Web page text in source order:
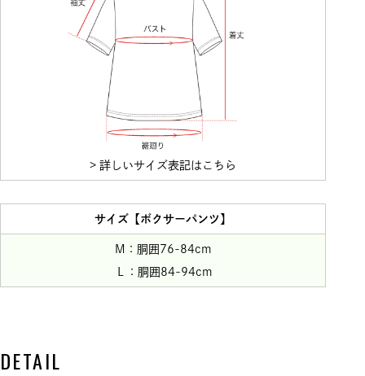
> 詳しいサイズ表記はこちら
サイズ【ボクサーパンツ】
M：胴囲76-84cm
Ｌ：胴囲84-94cm
DETAIL